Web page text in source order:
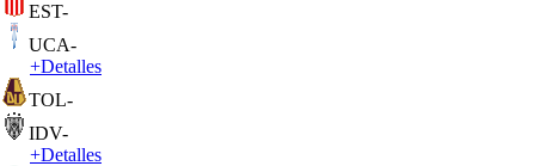
EST-
UCA-
+Detalles
TOL-
IDV-
+Detalles